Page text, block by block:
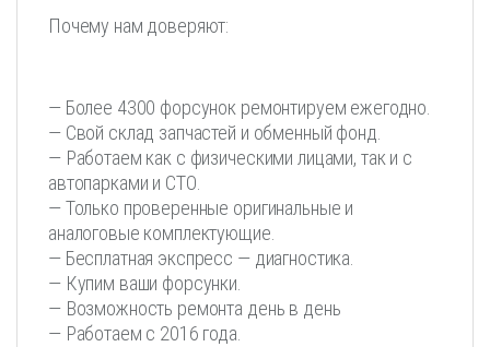
Почему нам доверяют:
— Более 4300 форсунок ремонтируем ежегодно.
— Свой склад запчастей и обменный фонд.
— Работаем как с физическими лицами, так и с
автопарками и СТО.
— Только проверенные оригинальные и
аналоговые комплектующие.
— Бесплатная экспресс — диагностика.
— Купим ваши форсунки.
— Возможность ремонта день в день
— Работаем с 2016 года.